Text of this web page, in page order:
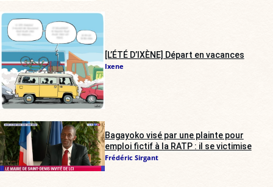
[L’ÉTÉ D’IXÈNE] Départ en vacances
Ixene
Bagayoko visé par une plainte pour
emploi fictif à la RATP : il se victimise
Frédéric Sirgant